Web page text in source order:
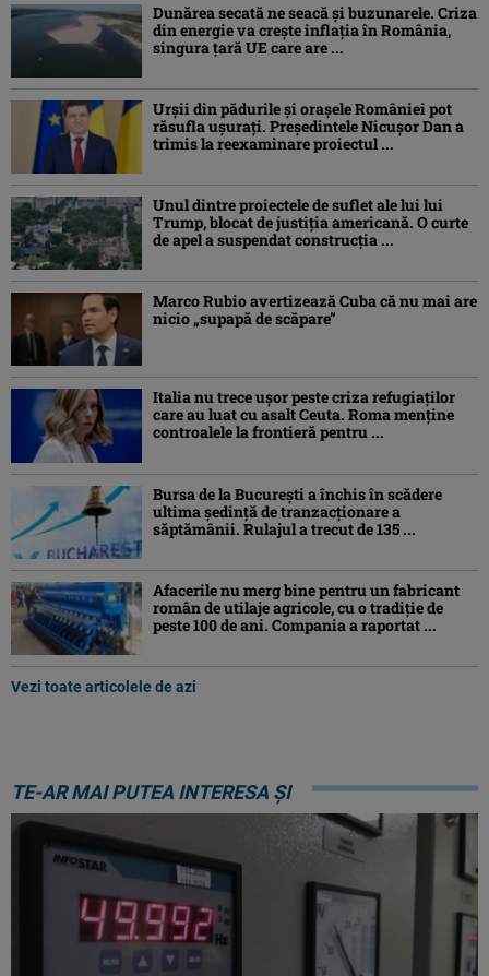
Dunărea secată ne seacă și buzunarele. Criza
din energie va crește inflația în România,
singura țară UE care are ...
Urșii din pădurile și orașele României pot
răsufla ușurați. Președintele Nicușor Dan a
trimis la reexaminare proiectul ...
Unul dintre proiectele de suflet ale lui lui
Trump, blocat de justiția americană. O curte
de apel a suspendat construcția ...
Marco Rubio avertizează Cuba că nu mai are
nicio „supapă de scăpare”
Italia nu trece ușor peste criza refugiaților
care au luat cu asalt Ceuta. Roma menține
controalele la frontieră pentru ...
Bursa de la București a închis în scădere
ultima ședință de tranzacționare a
săptămânii. Rulajul a trecut de 135 ...
Afacerile nu merg bine pentru un fabricant
român de utilaje agricole, cu o tradiție de
peste 100 de ani. Compania a raportat ...
Vezi toate articolele de azi
TE-AR MAI PUTEA INTERESA ȘI